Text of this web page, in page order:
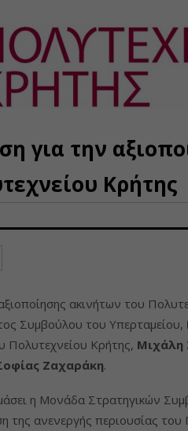
για την
Κρήτης
ακινήτων του
Συμβούλου του Υπερταμείου,
Πολυτεχνείου Κρήτης, Μιχάλη
Ζαχαράκη.
η Μονάδα Στρατηγικών
της ανενεργής περιουσίας του